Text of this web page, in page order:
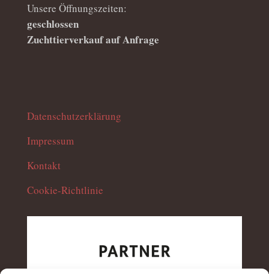
Unsere Öffnungszeiten:
geschlossen
Zuchttierverkauf auf Anfrage
Datenschutzerklärung
Impressum
Kontakt
Cookie-Richtlinie